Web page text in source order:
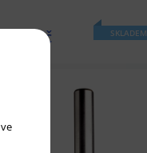
721 Kč SKLADEM